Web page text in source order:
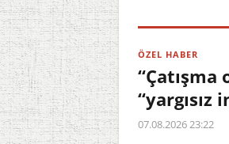
ÖZEL HABER
“yargısız
07.08.2026 23:22